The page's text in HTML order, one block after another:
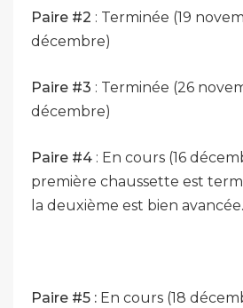
Paire #2 : Terminée (19
décembre)
Paire #3 : Terminée (26
décembre)
Paire #4 : En cours (16
première chaussette est
la deuxième est bien avancée.
Paire #5 : En cours (18